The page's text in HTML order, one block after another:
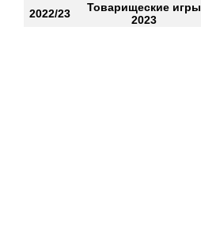
2022/23
Товарищеские игры
2023